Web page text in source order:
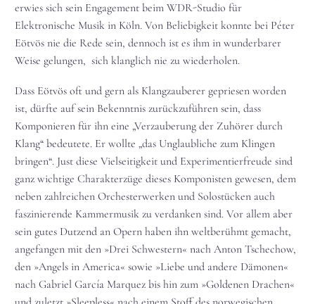
erwies sich sein Engagement beim WDR-Studio für
Elektronische Musik in Köln. Von Beliebigkeit konnte bei Péter
Eötvös nie die Rede sein, dennoch ist es ihm in wunderbarer
Weise gelungen, sich klanglich nie zu wiederholen.
Dass Eötvös oft und gern als Klangzauberer gepriesen worden
ist, dürfte auf sein Bekenntnis zurückzuführen sein, dass
Komponieren für ihn eine „Verzauberung der Zuhörer durch
Klang“ bedeutete. Er wollte „das Unglaubliche zum Klingen
bringen“. Just diese Vielseitigkeit und Experimentierfreude sind
ganz wichtige Charakterzüge dieses Komponisten gewesen, dem
neben zahlreichen Orchesterwerken und Solostücken auch
faszinierende Kammermusik zu verdanken sind. Vor allem aber
sein gutes Dutzend an Opern haben ihn weltberühmt gemacht,
angefangen mit den »Drei Schwestern« nach Anton Tschechow,
den »Angels in America« sowie »Liebe und andere Dämonen«
nach Gabriel García Marquez bis hin zum »Goldenen Drachen«